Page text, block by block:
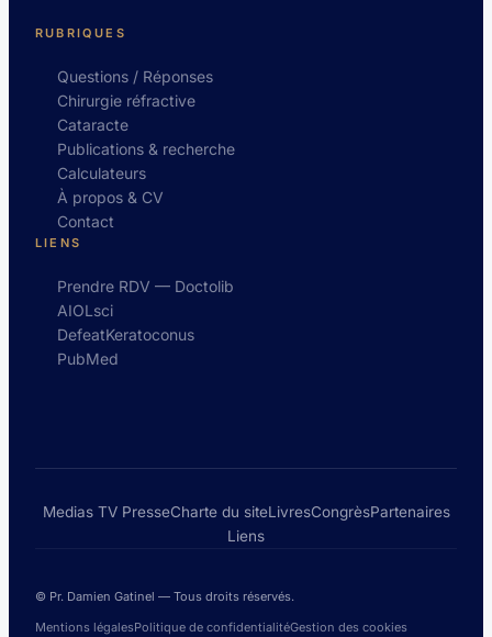
RUBRIQUES
Questions / Réponses
Chirurgie réfractive
Cataracte
Publications & recherche
Calculateurs
À propos & CV
Contact
LIENS
Prendre RDV — Doctolib
AIOLsci
DefeatKeratoconus
PubMed
Medias TV PresseCharte du siteLivresCongrèsPartenaires
Liens
© Pr. Damien Gatinel — Tous droits réservés.
Mentions légalesPolitique de confidentialitéGestion des cookies